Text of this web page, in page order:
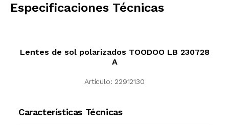
Especificaciones Técnicas
Lentes de sol polarizados TOODOO LB 230728
A
Artículo: 22912130
Características Técnicas